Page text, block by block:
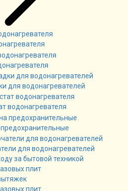
для водонагревателей
водонагревателя
для водонагревателей
за бытовой техникой
плит
плит